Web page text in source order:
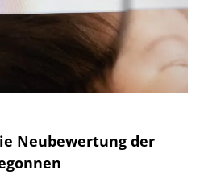
Neubewertung der